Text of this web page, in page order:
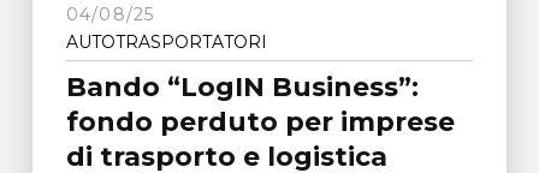
04/08/25
AUTOTRASPORTATORI
Bando “LogIN Business”:
fondo perduto per imprese
di trasporto e logistica